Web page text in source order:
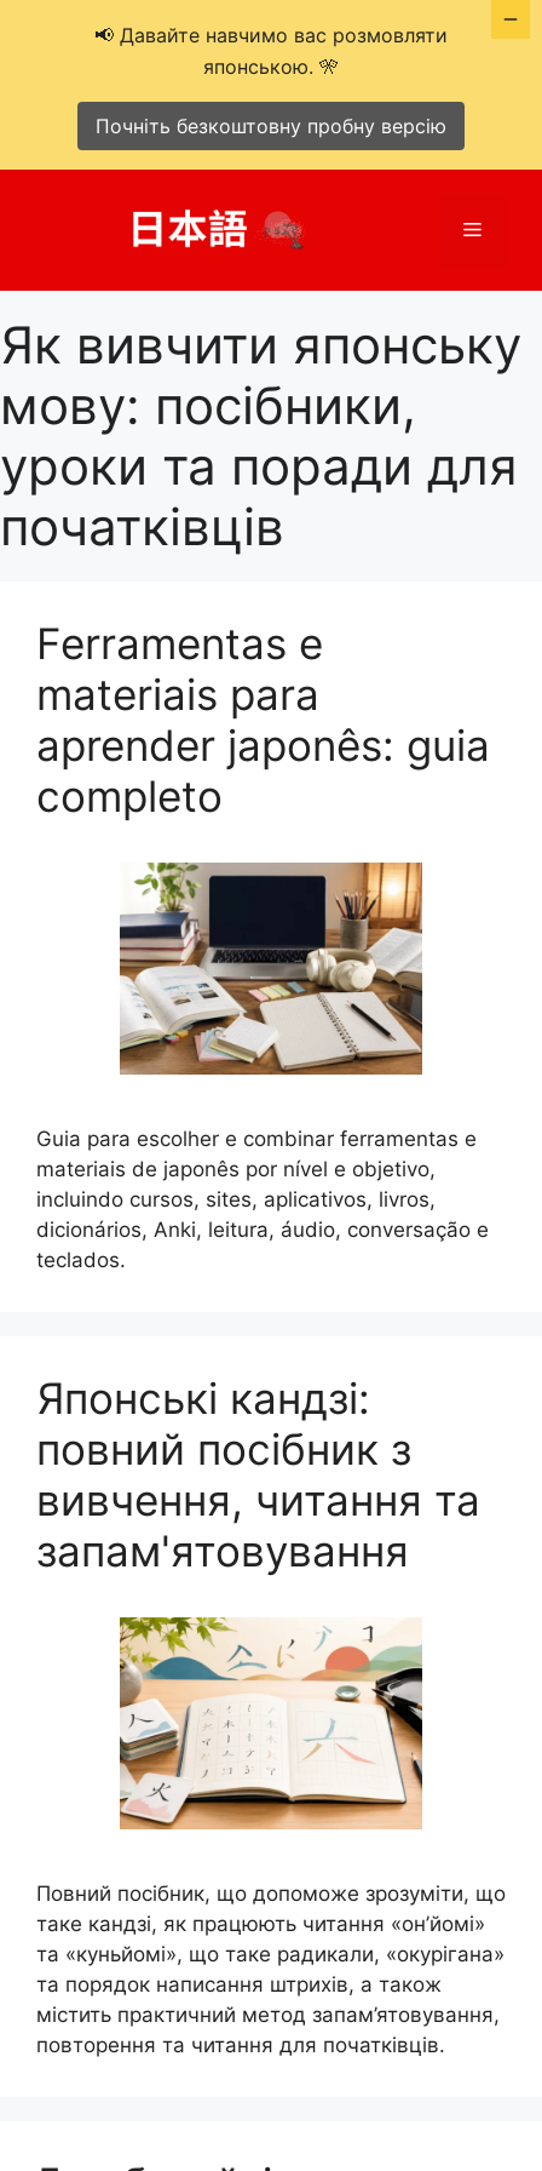
Меню
Як вивчити японську
мову: посібники,
уроки та поради для
початківців
Ferramentas e
materiais para
aprender japonês: guia
completo
Guia para escolher e combinar ferramentas e
materiais de japonês por nível e objetivo,
incluindo cursos, sites, aplicativos, livros,
dicionários, Anki, leitura, áudio, conversação e
teclados.
Японські кандзі:
повний посібник з
вивчення, читання та
запам'ятовування
Повний посібник, що допоможе зрозуміти, що
таке кандзі, як працюють читання «он’йомі»
та «куньйомі», що таке радикали, «окурігана»
та порядок написання штрихів, а також
містить практичний метод запам’ятовування,
повторення та читання для початківців.
📢 Давайте навчимо вас розмовляти
японською. 🎌
Почніть безкоштовну пробну версію